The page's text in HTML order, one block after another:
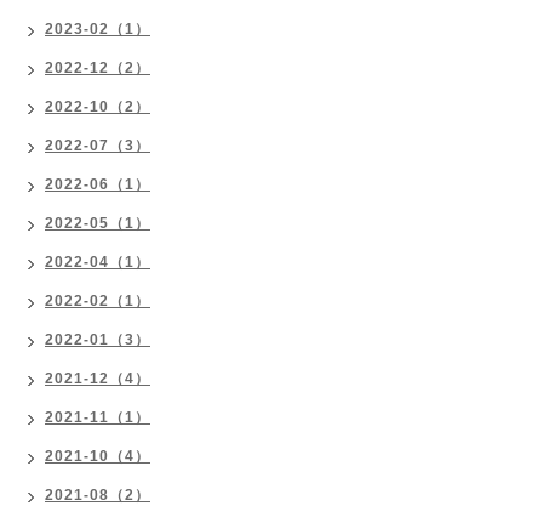
2023-02（1）
2022-12（2）
2022-10（2）
2022-07（3）
2022-06（1）
2022-05（1）
2022-04（1）
2022-02（1）
2022-01（3）
2021-12（4）
2021-11（1）
2021-10（4）
2021-08（2）